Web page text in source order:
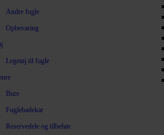
Andre fugle
Opbevaring
Legetøj til fugle
Bure
Fuglebadekar
Reservedele og tilbehør